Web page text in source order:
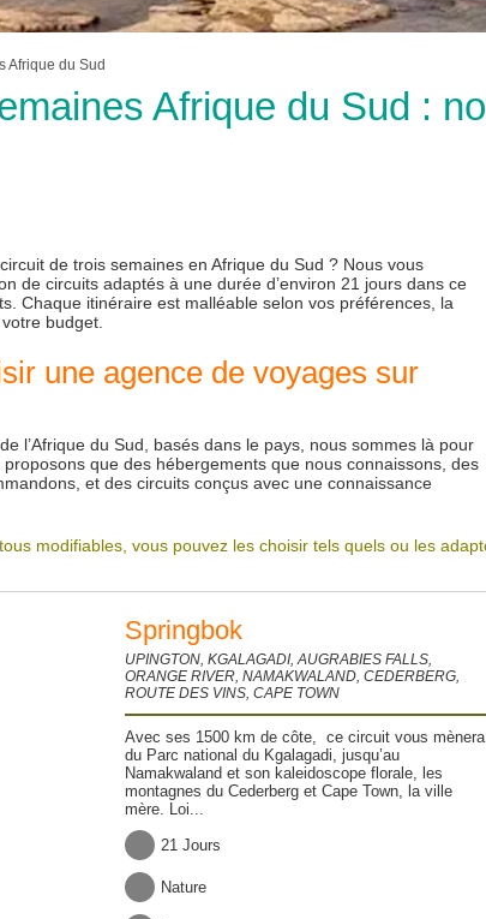
Afrique du Sud
Afrique du Sud :
de trois semaines en Afrique du Sud ? Nous vous
de circuits adaptés à une durée d’environ 21 jours dans ce
Chaque itinéraire est malléable selon vos préférences, la
budget.
une agence de voyages sur
l’Afrique du Sud, basés dans le pays, nous sommes là pour
que des hébergements que nous connaissons, des
et des circuits conçus avec une connaissance
modifiables, vous pouvez les choisir tels quels ou les
Springbok
UPINGTON, KGALAGADI, AUGRABIES FALLS,
ORANGE RIVER, NAMAKWALAND, CEDERBERG,
ROUTE DES VINS, CAPE TOWN
Avec ses 1500 km de côte, ce circuit vous mènera
du Parc national du Kgalagadi, jusqu’au
Namakwaland et son kaleidoscope florale, les
montagnes du Cederberg et Cape Town, la ville
mère. Loi...
21 Jours
Nature